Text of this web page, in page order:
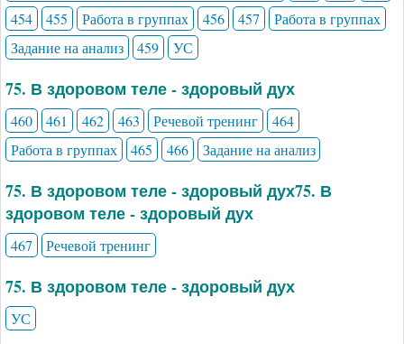
454
455 Работа в группах 456 457
Работа в группах
Задание на анализ
459 УС
75. В здоровом теле - здоровый дух
460 461 462 463 Речевой тренинг
464
Работа в группах
465 466 Задание на анализ
75. В здоровом теле - здоровый дух75. В
здоровом теле - здоровый дух
467 Речевой тренинг
75. В здоровом теле - здоровый дух
УС